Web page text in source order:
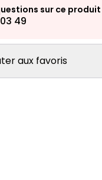
sur ce produit
49
aux favoris